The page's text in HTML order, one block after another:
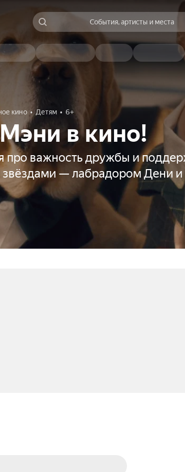
События, артисты и места
кино Детям 6+
в кино!
про важность дружбы и
звёздами — лабрадором Дени